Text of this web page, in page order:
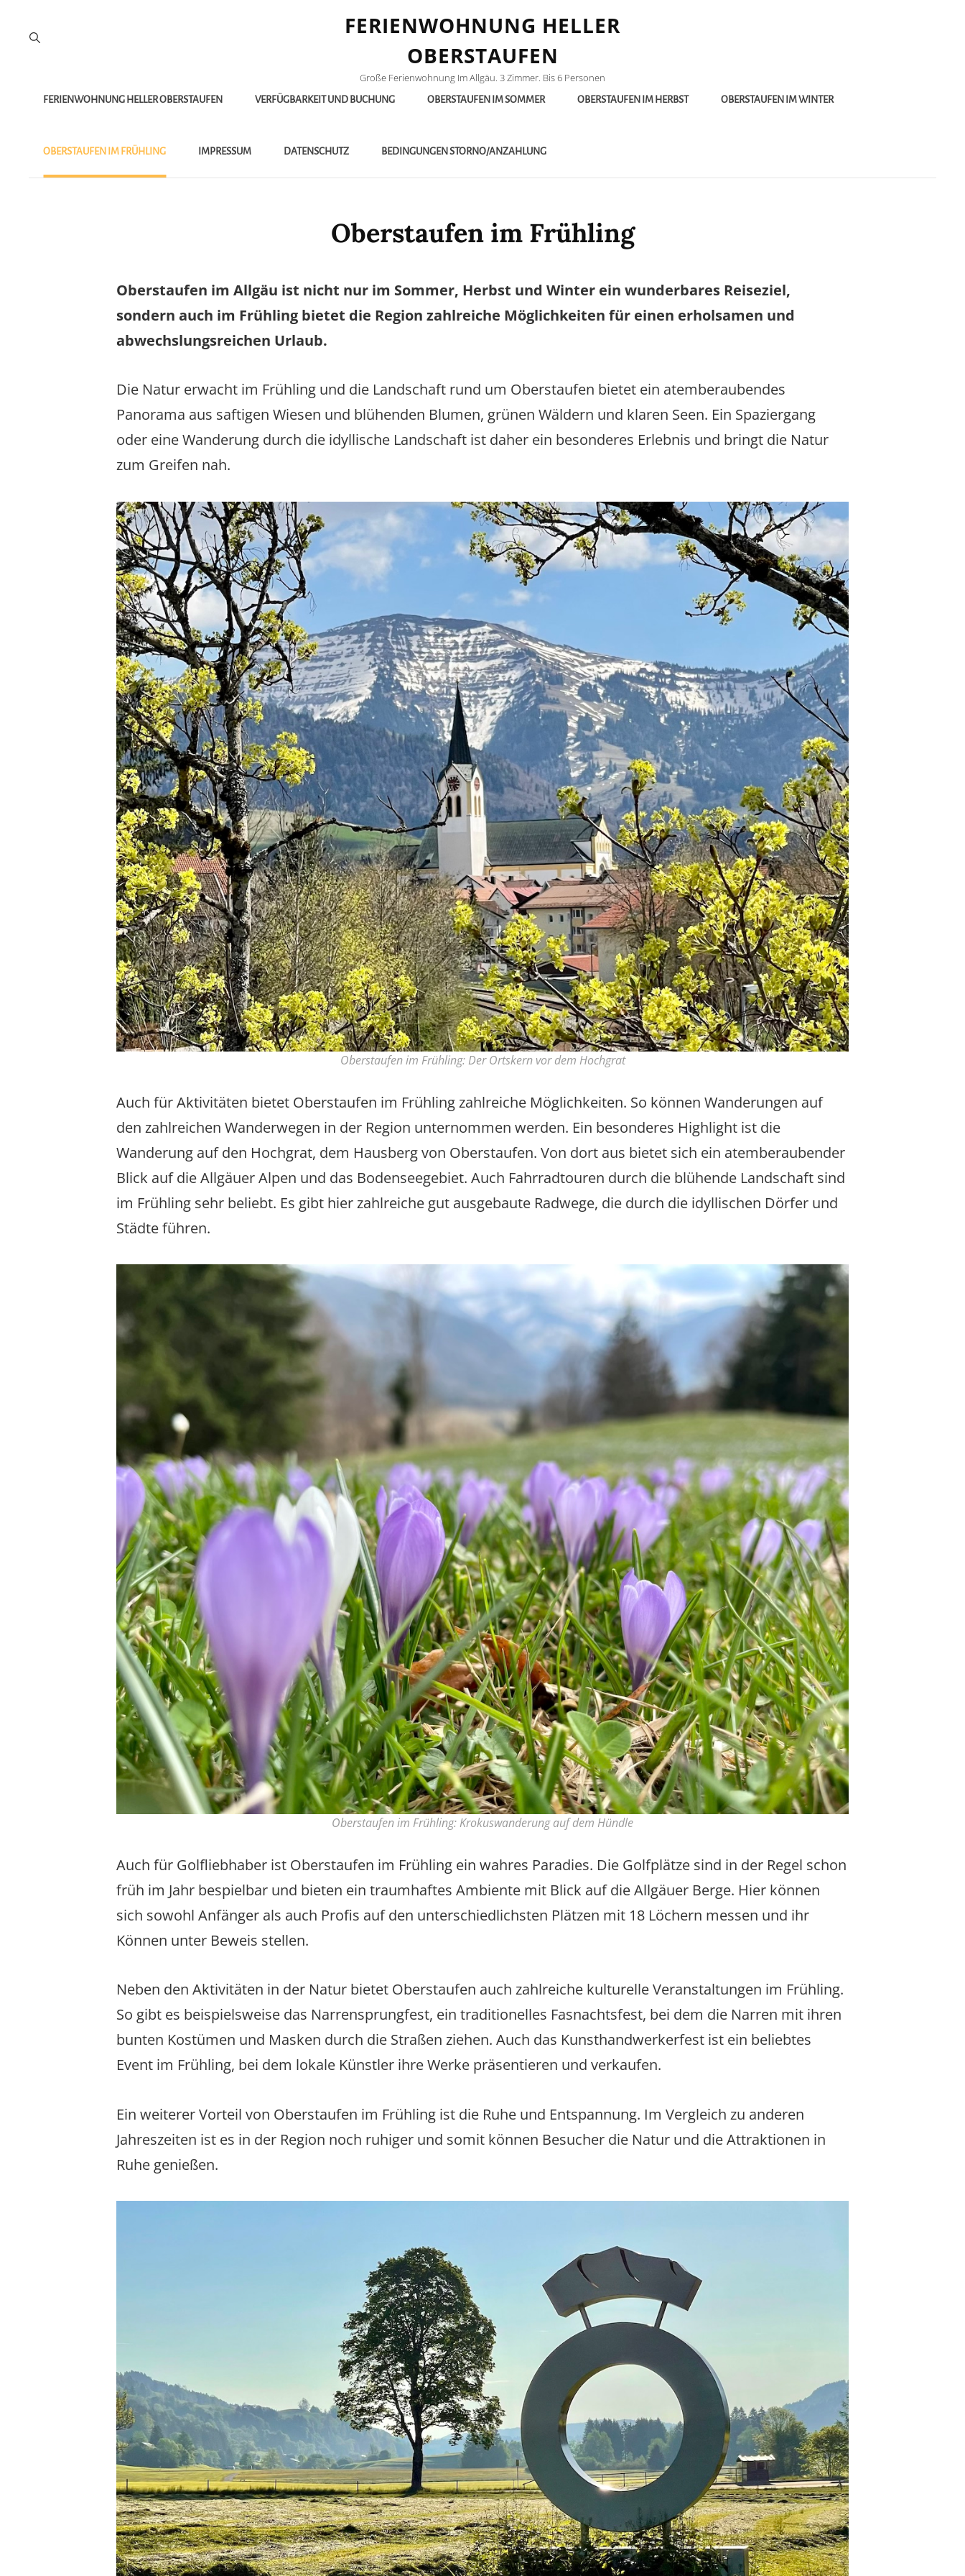
FERIENWOHNUNG HELLER
OBERSTAUFEN
Große Ferienwohnung Im Allgäu. 3 Zimmer. Bis 6 Personen
FERIENWOHNUNG HELLER OBERSTAUFEN VERFÜGBARKEIT UND BUCHUNG OBERSTAUFEN IM SOMMER OBERSTAUFEN IM HERBST OBERSTAUFEN IM WINTER
OBERSTAUFEN IM FRÜHLING IMPRESSUM DATENSCHUTZ BEDINGUNGEN STORNO/ANZAHLUNG
Oberstaufen im Frühling
Oberstaufen im Allgäu ist nicht nur im Sommer, Herbst und Winter ein wunderbares Reiseziel,
sondern auch im Frühling bietet die Region zahlreiche Möglichkeiten für einen erholsamen und
abwechslungsreichen Urlaub.
Die Natur erwacht im Frühling und die Landschaft rund um Oberstaufen bietet ein atemberaubendes
Panorama aus saftigen Wiesen und blühenden Blumen, grünen Wäldern und klaren Seen. Ein Spaziergang
oder eine Wanderung durch die idyllische Landschaft ist daher ein besonderes Erlebnis und bringt die Natur
zum Greifen nah.
Oberstaufen im Frühling: Der Ortskern vor dem Hochgrat
Auch für Aktivitäten bietet Oberstaufen im Frühling zahlreiche Möglichkeiten. So können Wanderungen auf
den zahlreichen Wanderwegen in der Region unternommen werden. Ein besonderes Highlight ist die
Wanderung auf den Hochgrat, dem Hausberg von Oberstaufen. Von dort aus bietet sich ein atemberaubender
Blick auf die Allgäuer Alpen und das Bodenseegebiet. Auch Fahrradtouren durch die blühende Landschaft sind
im Frühling sehr beliebt. Es gibt hier zahlreiche gut ausgebaute Radwege, die durch die idyllischen Dörfer und
Städte führen.
Oberstaufen im Frühling: Krokuswanderung auf dem Hündle
Auch für Golfliebhaber ist Oberstaufen im Frühling ein wahres Paradies. Die Golfplätze sind in der Regel schon
früh im Jahr bespielbar und bieten ein traumhaftes Ambiente mit Blick auf die Allgäuer Berge. Hier können
sich sowohl Anfänger als auch Profis auf den unterschiedlichsten Plätzen mit 18 Löchern messen und ihr
Können unter Beweis stellen.
Neben den Aktivitäten in der Natur bietet Oberstaufen auch zahlreiche kulturelle Veranstaltungen im Frühling.
So gibt es beispielsweise das Narrensprungfest, ein traditionelles Fasnachtsfest, bei dem die Narren mit ihren
bunten Kostümen und Masken durch die Straßen ziehen. Auch das Kunsthandwerkerfest ist ein beliebtes
Event im Frühling, bei dem lokale Künstler ihre Werke präsentieren und verkaufen.
Ein weiterer Vorteil von Oberstaufen im Frühling ist die Ruhe und Entspannung. Im Vergleich zu anderen
Jahreszeiten ist es in der Region noch ruhiger und somit können Besucher die Natur und die Attraktionen in
Ruhe genießen.